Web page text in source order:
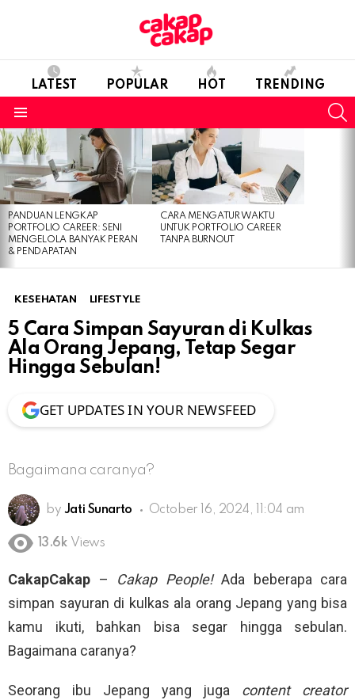
LATEST POPULAR HOT TRENDING
LATEST
STORIES
PANDUAN LENGKAP
PORTFOLIO CAREER: SENI
MENGELOLA BANYAK PERAN
& PENDAPATAN
CARA MENGATUR WAKTU
UNTUK PORTFOLIO CAREER
TANPA BURNOUT
KESEHATAN LIFESTYLE
5 Cara Simpan Sayuran di Kulkas
Ala Orang Jepang, Tetap Segar
Hingga Sebulan!
GET UPDATES IN YOUR NEWSFEED
Bagaimana caranya?
by Jati Sunarto October 16, 2024, 11:04 am
13.6k Views
CakapCakap – Cakap People!Ada beberapa cara
simpan sayuran di kulkas ala orang Jepang yang bisa
kamu ikuti, bahkan bisa segar hingga sebulan.
Bagaimana caranya?
Seorang ibu Jepang yang juga content creator